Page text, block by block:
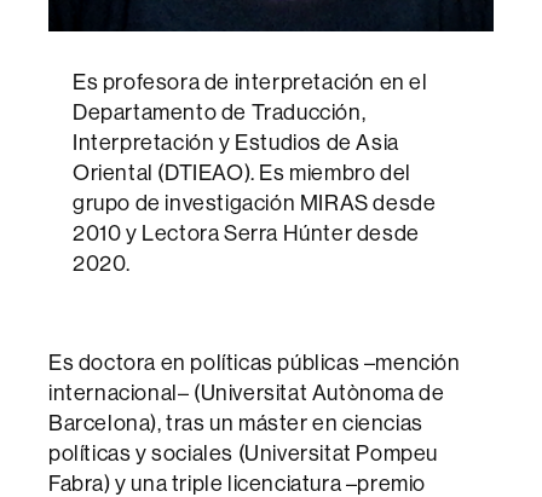
Es profesora de interpretación en el
Departamento de Traducción,
Interpretación y Estudios de Asia
Oriental (DTIEAO). Es miembro del
grupo de investigación MIRAS desde
2010 y Lectora Serra Húnter desde
2020.
Es doctora en políticas públicas –mención
internacional– (Universitat Autònoma de
Barcelona), tras un máster en ciencias
políticas y sociales (Universitat Pompeu
Fabra) y una triple licenciatura –premio